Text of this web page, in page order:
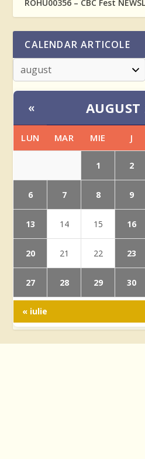
ROHU00356 – CBC Fest
CALENDAR ARTICOLE
«
LUN MAR MIE J
1 2
6 7 8 9
13 14 15 16
20 21 22 23
27 28 29 30
« iulie